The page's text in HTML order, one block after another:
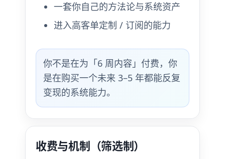
一套你自己的方法论与系统资产
进入高客单定制 / 订阅的能力
你不是在为「6 周内容」付费，你
是在购买一个未来 3–5 年都能反复
变现的系统能力。
收费与机制（筛选制）